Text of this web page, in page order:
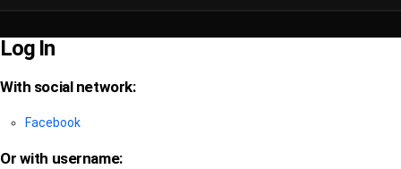
Log In
With social network:
Facebook
Or with username: